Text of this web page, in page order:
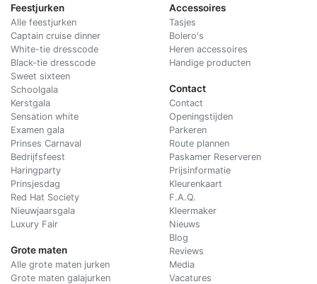
Feestjurken
Alle feestjurken
Captain cruise dinner
White-tie dresscode
Black-tie dresscode
Sweet sixteen
Schoolgala
Kerstgala
Sensation white
Examen gala
Prinses Carnaval
Bedrijfsfeest
Haringparty
Prinsjesdag
Red Hat Society
Nieuwjaarsgala
Luxury Fair
Grote maten
Alle grote maten jurken
Grote maten galajurken
Accessoires
Tasjes
Bolero's
Heren accessoires
Handige producten
Contact
Contact
Openingstijden
Parkeren
Route plannen
Paskamer Reserveren
Prijsinformatie
Kleurenkaart
F.A.Q.
Kleermaker
Nieuws
Blog
Reviews
Media
Vacatures